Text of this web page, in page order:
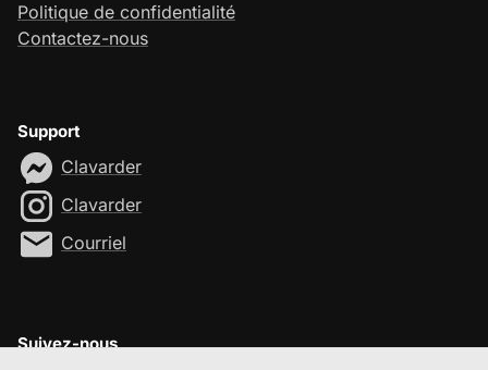
Politique de confidentialité
Contactez-nous
Support
Clavarder
Clavarder
Courriel
Suivez-nous